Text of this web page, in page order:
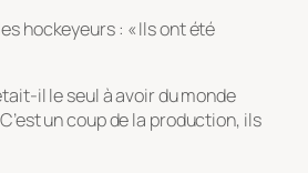
hockeyeurs : « Ils ont été
il le seul à avoir du monde
un coup de la production, ils